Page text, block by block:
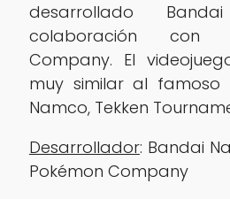
desarrollado
colaboración con
Company. El
muy similar al
Namco, Tekken
Desarrollador: Bandai
Pokémon Company